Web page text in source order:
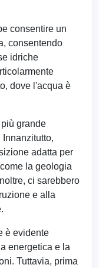
consentire un
consentendo
idriche
dove l'acqua è
grande
adatta per
la geologia
ci sarebbero
e alla
è evidente
energetica e la
Tuttavia, prima